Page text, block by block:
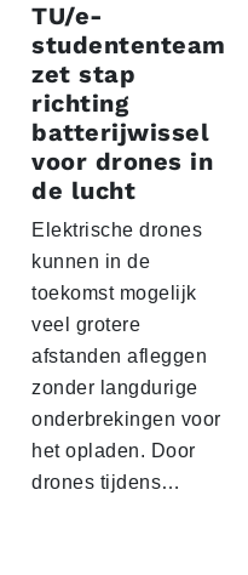
TU/e-
studententeam
zet stap
richting
batterijwissel
voor drones in
de lucht
Elektrische drones
kunnen in de
toekomst mogelijk
veel grotere
afstanden afleggen
zonder langdurige
onderbrekingen voor
het opladen. Door
drones tijdens…